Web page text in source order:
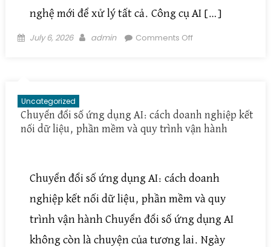
nghệ mới để xử lý tất cả. Công cụ AI […]
Posted on
July 6, 2026 Author
admin Comments Offon Công cụ AI
Uncategorized
Chuyển đổi số ứng dụng AI: cách doanh nghiệp kết
nối dữ liệu, phần mềm và quy trình vận hành
Chuyển đổi số ứng dụng AI: cách doanh
nghiệp kết nối dữ liệu, phần mềm và quy
trình vận hành Chuyển đổi số ứng dụng AI
không còn là chuyện của tương lai. Ngày